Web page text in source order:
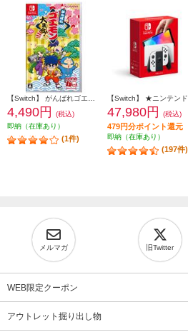
4,490円
(税込)
即納（在庫あり）
(1件)
47,980円 (税込)
479円分ポイント還元
即納（在庫あり）
(197件)
メルマガ 旧Twitter
WEB限定クーポン
アウトレット掘り出し物